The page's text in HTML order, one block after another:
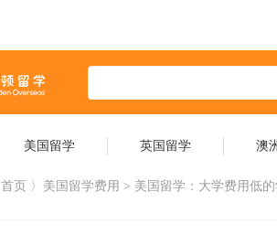
美国留学 英国留学 澳
首页 〉美国留学费用 > 美国留学：大学费用低